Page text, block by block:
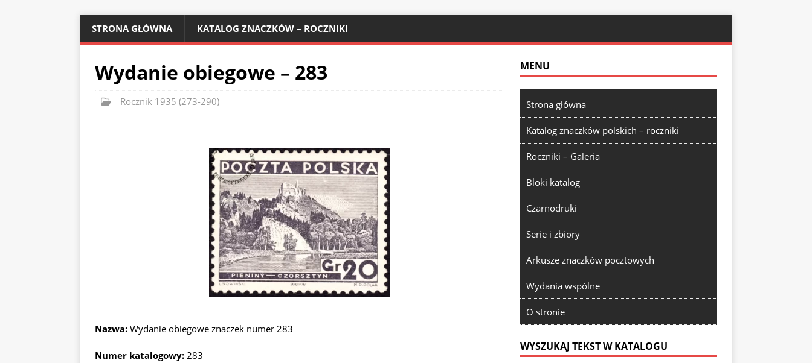
STRONA GŁÓWNA KATALOG ZNACZKÓW – ROCZNIKI
Wydanie obiegowe – 283
Rocznik 1935 (273-290)
Nazwa: Wydanie obiegowe znaczek numer 283
Numer katalogowy: 283
MENU
Strona główna
Katalog znaczków polskich – roczniki
Roczniki – Galeria
Bloki katalog
Czarnodruki
Serie i zbiory
Arkusze znaczków pocztowych
Wydania wspólne
O stronie
WYSZUKAJ TEKST W KATALOGU